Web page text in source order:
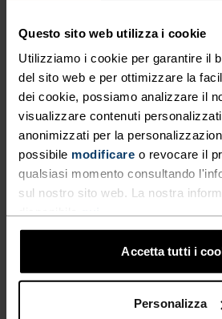
Questo sito web utilizza i cookie
Utilizziamo i cookie per garantire il
del sito web e per ottimizzare la
dei cookie, possiamo analizzare il
visualizzare contenuti
anonimizzati per la
possibile modificare o revocare il
qualsiasi momento consultando
sul nostro sito web. La nostra
Accetta tutti i
Personalizza
all’acqua. Ultra leggeri ed
perfetti per esplorare nuovi
spostamenti in città nella
L’ampia fascia in vita con
permette di regolare il fit per il
Acquazzone estivo in arrivo?
membrana esterna in
trattamento idrorepellente
intemperie. Dotati di tasche
Odlo tono su tono. Pantaloni
sempre in movimento.